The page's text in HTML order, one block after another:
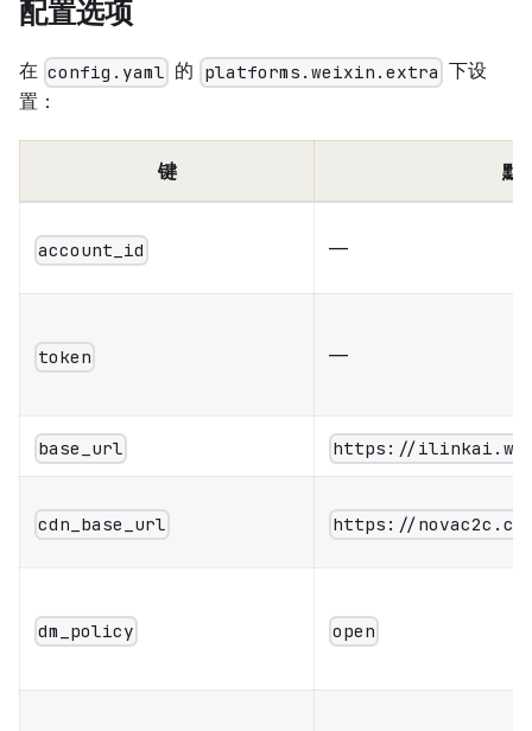
配置选项
在 config.yaml 的 platforms.weixin.extra 下设
置：
键 默
account_id —
token —
base_url https://
cdn_base_url https://
dm_policy open